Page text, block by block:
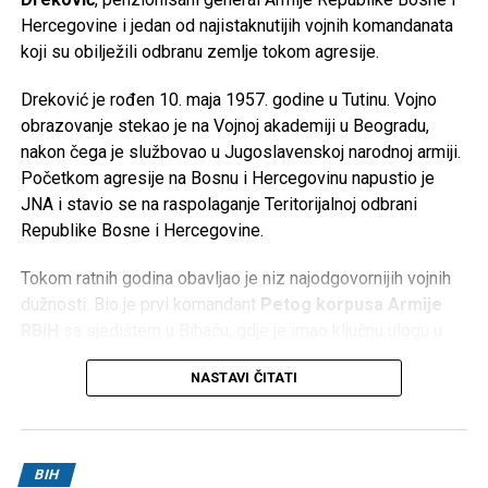
Hercegovine i jedan od najistaknutijih vojnih komandanata
koji su obilježili odbranu zemlje tokom agresije.
Dreković je rođen 10. maja 1957. godine u Tutinu. Vojno
obrazovanje stekao je na Vojnoj akademiji u Beogradu,
nakon čega je službovao u Jugoslavenskoj narodnoj armiji.
Početkom agresije na Bosnu i Hercegovinu napustio je
JNA i stavio se na raspolaganje Teritorijalnoj odbrani
Republike Bosne i Hercegovine.
Tokom ratnih godina obavljao je niz najodgovornijih vojnih
dužnosti. Bio je prvi komandant Petog korpusa Armije
organizaciji odbrane Bosanske krajine. Kasnije je preuzeo
Četvrtim korpusom Armije RBiH
politička pitanja Generalštaba Armije RBiH.
Za doprinos u odbrani Bosne i Hercegovine odlikovan je
NASTAVI ČITATI
BIH